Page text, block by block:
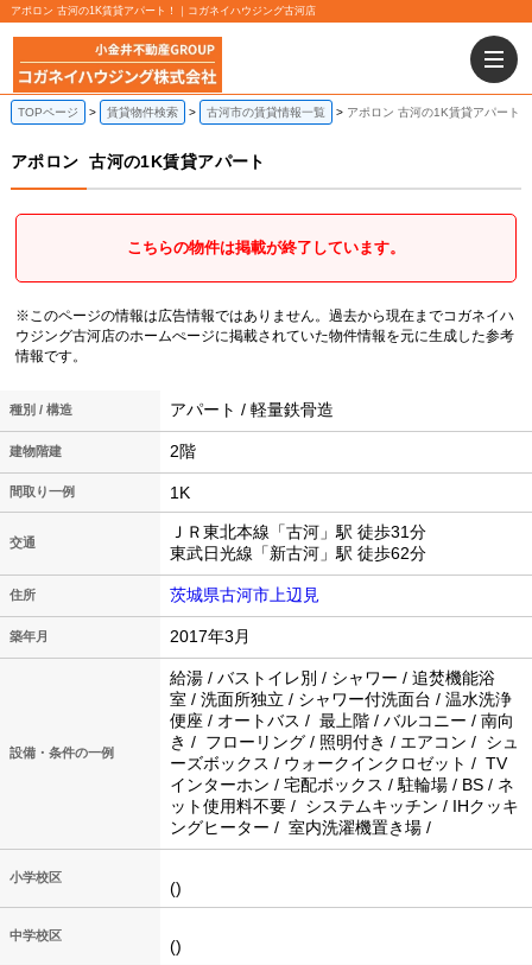
アポロン 古河の1K賃貸アパート！｜コガネイハウジング古河店
TOPページ 賃貸物件検索 古河市の賃貸情報一覧 アポロン 古河の1K賃貸アパート
アポロン 古河の1K賃貸アパート
こちらの物件は掲載が終了しています。
※このページの情報は広告情報ではありません。過去から現在までコガネイハ
ウジング古河店のホームぺージに掲載されていた物件情報を元に生成した参考
情報です。
種別 / 構造 アパート / 軽量鉄骨造
建物階建 2階
間取り一例 1K
交通
ＪＲ東北本線「古河」駅 徒歩31分
東武日光線「新古河」駅 徒歩62分
住所 茨城県古河市上辺見
築年月 2017年3月
設備・条件の一例
給湯 / バストイレ別 / シャワー / 追焚機能浴
室 / 洗面所独立 / シャワー付洗面台 / 温水洗浄
便座 / オートバス / 最上階 / バルコニー / 南向
き / フローリング / 照明付き / エアコン / シュ
ーズボックス / ウォークインクロゼット / TV
インターホン / 宅配ボックス / 駐輪場 / BS / ネ
ット使用料不要 / システムキッチン / IHクッキ
ングヒーター / 室内洗濯機置き場 /
小学校区
()
中学校区
()